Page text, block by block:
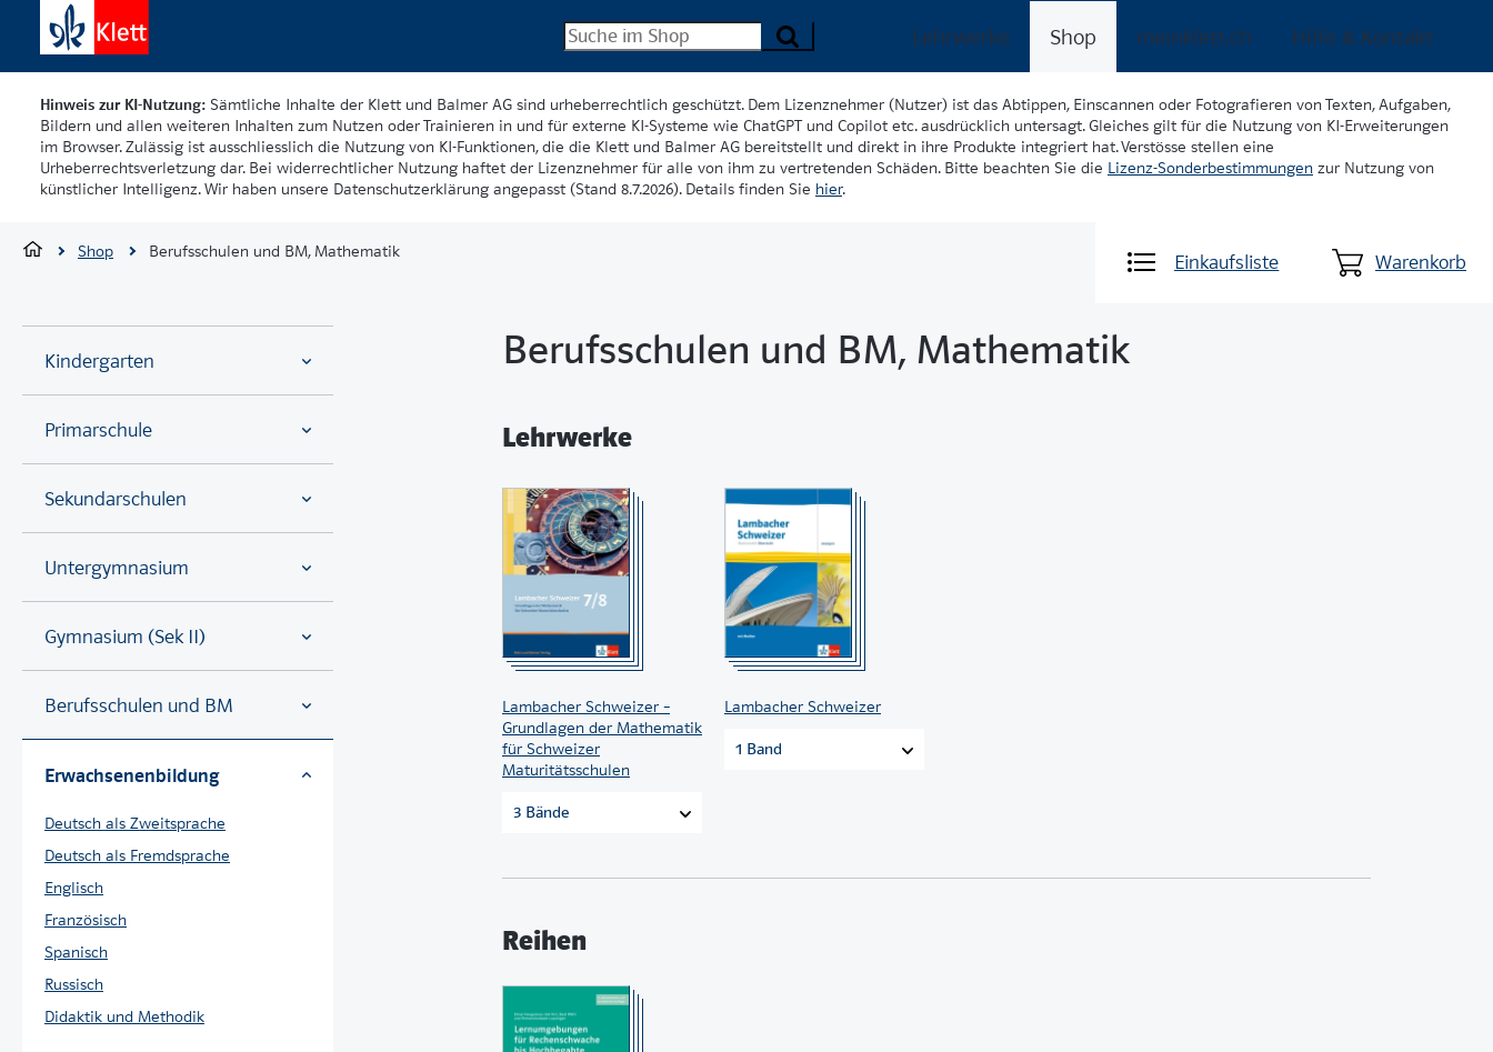
Lehrwerke Shop meinklett.ch Hilfe & Kontakt
Hinweis zur KI-Nutzung: Sämtliche Inhalte der Klett und Balmer AG sind urheberrechtlich geschützt. Dem Lizenznehmer (Nutzer) ist das Abtippen, Einscannen oder Fotografieren von Texten, Aufgaben,
Bildern und allen weiteren Inhalten zum Nutzen oder Trainieren in und für externe KI-Systeme wie ChatGPT und Copilot etc. ausdrücklich untersagt. Gleiches gilt für die Nutzung von KI-Erweiterungen
im Browser. Zulässig ist ausschliesslich die Nutzung von KI-Funktionen, die die Klett und Balmer AG bereitstellt und direkt in ihre Produkte integriert hat. Verstösse stellen eine
Urheberrechtsverletzung dar. Bei widerrechtlicher Nutzung haftet der Lizenznehmer für alle von ihm zu vertretenden Schäden. Bitte beachten Sie die Lizenz-Sonderbestimmungen zur Nutzung von
künstlicher Intelligenz. Wir haben unsere Datenschutzerklärung angepasst (Stand 8.7.2026). Details finden Sie hier.
Einkaufsliste Warenkorb
Shop Berufsschulen und BM, Mathematik
Kindergarten
Primarschule
Sekundarschulen
Untergymnasium
Gymnasium (Sek II)
Berufsschulen und BM
Erwachsenenbildung
Deutsch als Zweitsprache
Deutsch als Fremdsprache
Englisch
Französisch
Spanisch
Russisch
Didaktik und Methodik
Berufsschulen und BM, Mathematik
Lehrwerke
Lambacher Schweizer –
Grundlagen der Mathematik
für Schweizer
Maturitätsschulen
3 Bände
Lambacher Schweizer
1 Band
Reihen